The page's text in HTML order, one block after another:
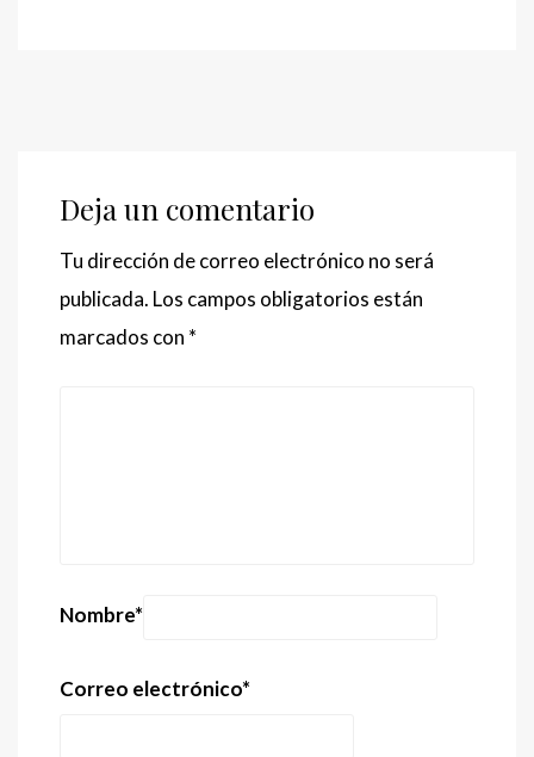
Deja un comentario
Tu dirección de correo electrónico no será
publicada. Los campos obligatorios están
marcados con *
Nombre*
Correo electrónico*